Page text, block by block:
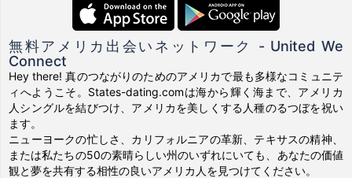
無料アメリカ出会いネットワーク - United We
Connect
Hey there! 真のつながりのためのアメリカで最も多様なコミュニテ
ィへようこそ。States-dating.comは海から輝く海まで、アメリカ
人シングルを結びつけ、アメリカを美しくする人種のるつぼを祝い
ます。
ニューヨークの忙しさ、カリフォルニアの革新、テキサスの精神、
または私たちの50の素晴らしい州のいずれにいても、あなたの価値
観と夢を共有する相性の良いアメリカ人を見つけてください。